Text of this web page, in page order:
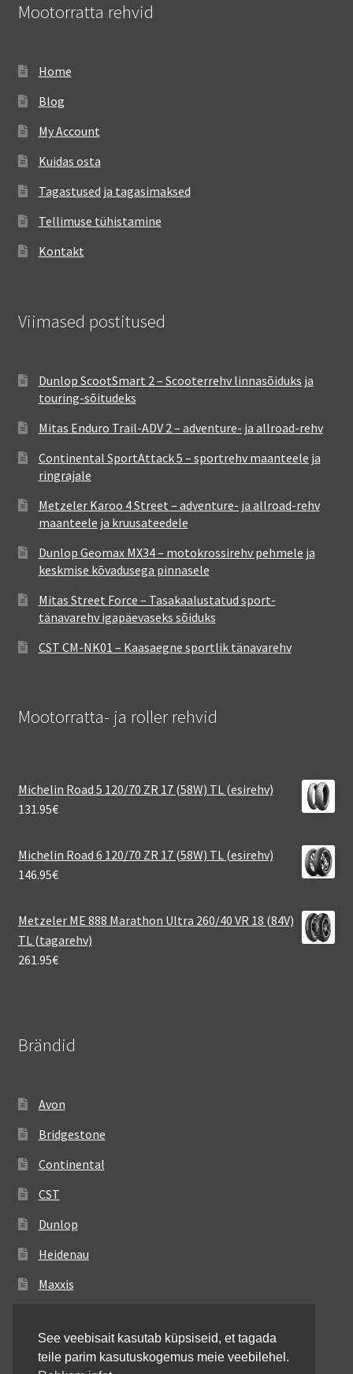
Mootorratta rehvid
Home
Blog
My Account
Kuidas osta
Tagastused ja tagasimaksed
Tellimuse tühistamine
Kontakt
Viimased postitused
Dunlop ScootSmart 2 – Scooterrehv linnasõiduks ja
touring-sõitudeks
Mitas Enduro Trail-ADV 2 – adventure- ja allroad-rehv
Continental SportAttack 5 – sportrehv maanteele ja
ringrajale
Metzeler Karoo 4 Street – adventure- ja allroad-rehv
maanteele ja kruusateedele
Dunlop Geomax MX34 – motokrossirehv pehmele ja
keskmise kõvadusega pinnasele
Mitas Street Force – Tasakaalustatud sport-
tänavarehv igapäevaseks sõiduks
CST CM-NK01 – Kaasaegne sportlik tänavarehv
Mootorratta- ja roller rehvid
Michelin Road 5 120/70 ZR 17 (58W) TL (esirehv)
131.95€
Michelin Road 6 120/70 ZR 17 (58W) TL (esirehv)
146.95€
Metzeler ME 888 Marathon Ultra 260/40 VR 18 (84V)
TL (tagarehv)
261.95€
Brändid
Avon
Bridgestone
Continental
CST
Dunlop
Heidenau
Maxxis
Michelin
See veebisait kasutab küpsiseid, et tagada
teile parim kasutuskogemus meie veebilehel.